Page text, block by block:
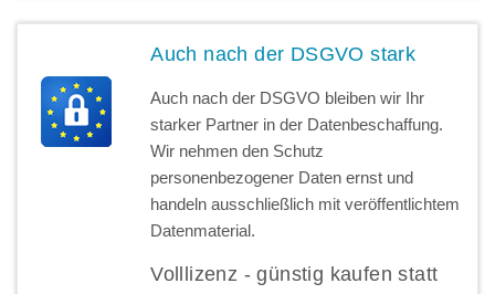
Auch nach der DSGVO stark
Auch nach der DSGVO bleiben wir Ihr
starker Partner in der Datenbeschaffung.
Wir nehmen den Schutz
personenbezogener Daten ernst und
handeln ausschließlich mit veröffentlichtem
Datenmaterial.
Volllizenz - günstig kaufen statt